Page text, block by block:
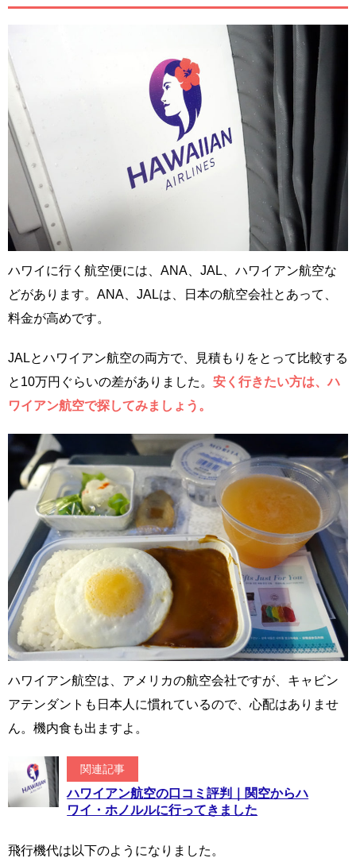
ハワイに行く航空便には、ANA、JAL、ハワイアン航空な
どがあります。ANA、JALは、日本の航空会社とあって、
料金が高めです。
JALとハワイアン航空の両方で、見積もりをとって比較する
と10万円ぐらいの差がありました。 安く行きたい方は、ハ
ワイアン航空で探してみましょう。
ハワイアン航空は、アメリカの航空会社ですが、キャビン
アテンダントも日本人に慣れているので、心配はありませ
ん。機内食も出ますよ。
関連記事
ハワイアン航空の口コミ評判｜関空からハ
ワイ・ホノルルに行ってきました
飛行機代は以下のようになりました。